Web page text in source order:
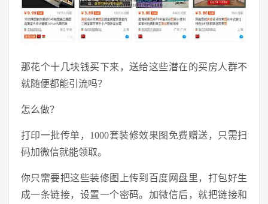
那花个十几块钱买下来，送给这些潜在的买房人群不
就随便都能引流吗？
怎么做？
打印一批传单，1000套装修效果图免费赠送，只需扫
码加微信就能领取。
你只需要把这些装修图上传到百度网盘里，打包好生
成一条链接，设置一个密码。加微信后，就把链接和